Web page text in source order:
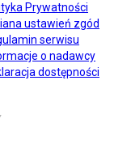
Prywatności
ustawień zgód
serwisu
o nadawcy
dostępności